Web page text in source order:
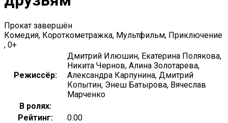
Прокат завершён
Комедия, Короткометражка, Мультфильм, Приключение
, 0+
Режиссёр:
Дмитрий Илюшин, Екатерина Полякова,
Никита Чернов, Алина Золотарева,
Александра Карпунина, Дмитрий
Копытин, Энеш Батырова, Вячеслав
Марченко
В ролях:
Рейтинг:
0.00